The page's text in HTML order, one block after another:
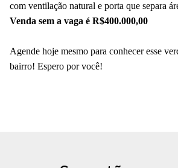
com ventilação natural e porta que separa
Venda sem a vaga é R$400.000,00
Agende hoje mesmo para conhecer esse
bairro! Espero por você!